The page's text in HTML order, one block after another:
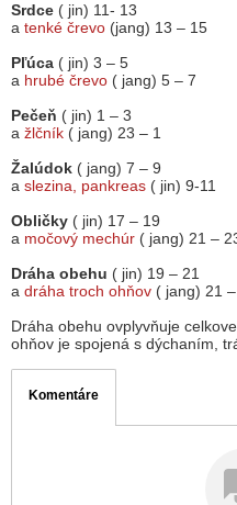
Srdce ( jin) 11- 13
a tenké črevo (jang) 13 – 15
Pľúca ( jin) 3 – 5
a hrubé črevo ( jang) 5 – 7
Pečeň ( jin) 1 – 3
a žlčník ( jang) 23 – 1
Žalúdok ( jang) 7 – 9
a slezina, pankreas ( jin) 9-11
Obličky ( jin) 17 – 19
a močový mechúr ( jang) 21 –
Dráha obehu ( jin) 19 – 21
a dráha troch ohňov ( jang) 21
Dráha obehu ovplyvňuje
ohňov je spojená s dýchaním,
Komentáre